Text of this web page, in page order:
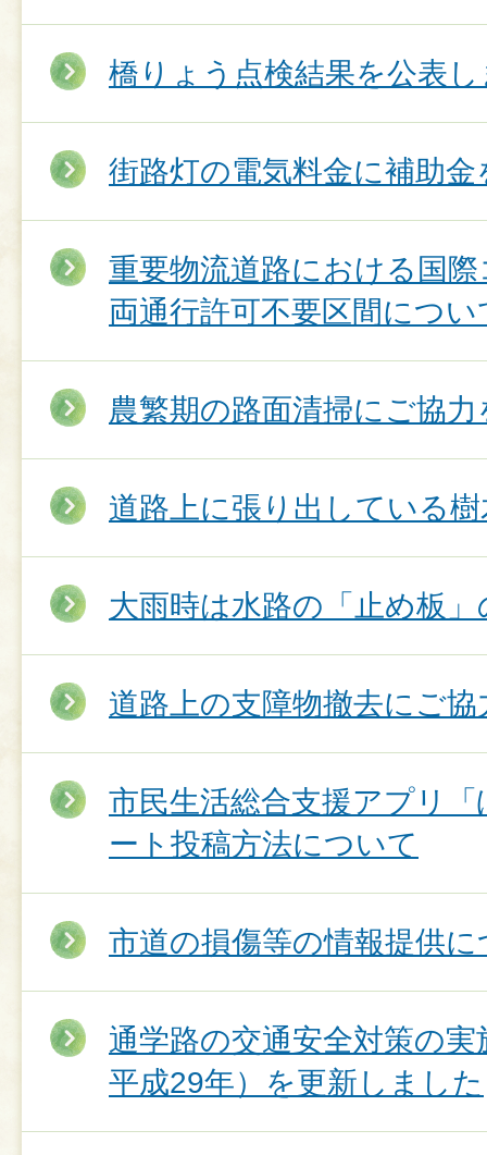
橋りょう点検結果を公表
街路灯の電気料金に補助
重要物流道路における国
両通行許可不要区間につい
農繁期の路面清掃にご協力
道路上に張り出している
大雨時は水路の「止め板
道路上の支障物撤去にご協
市民生活総合支援アプリ
ート投稿方法について
市道の損傷等の情報提供
通学路の交通安全対策の
平成29年）を更新しました